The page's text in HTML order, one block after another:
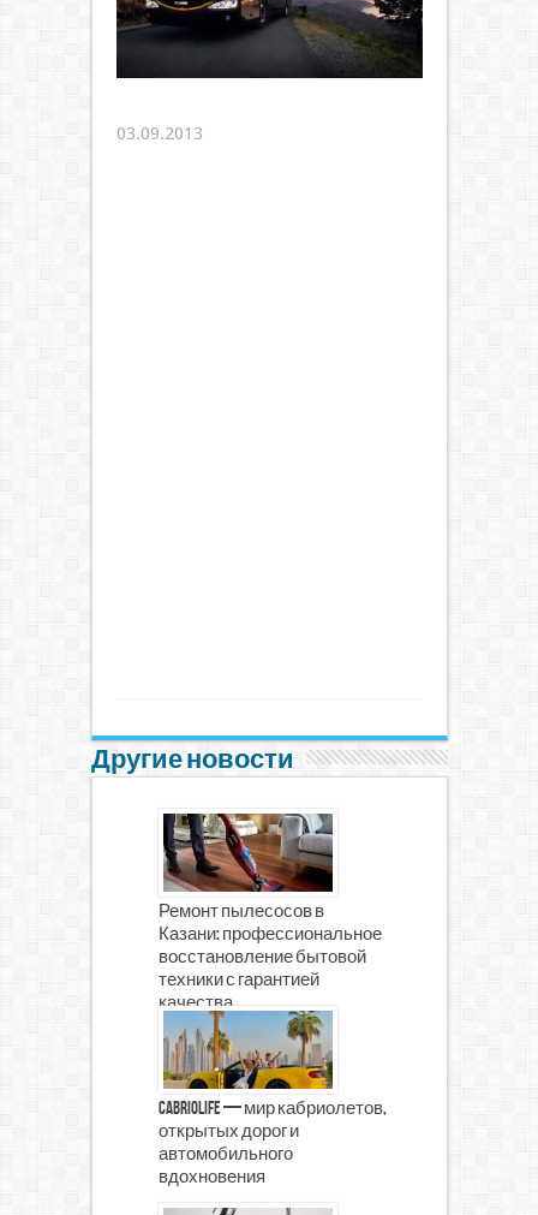
03.09.2013
Другие новости
Ремонт пылесосов в
Казани: профессиональное
восстановление бытовой
техники с гарантией
качества
CabrioLife — мир кабриолетов,
открытых дорог и
автомобильного
вдохновения